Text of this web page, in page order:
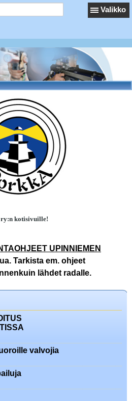
Valikko
kotisivuille!
UPINNIEMEN
Tarkista em. ohjeet
lähdet radalle.
valvojia